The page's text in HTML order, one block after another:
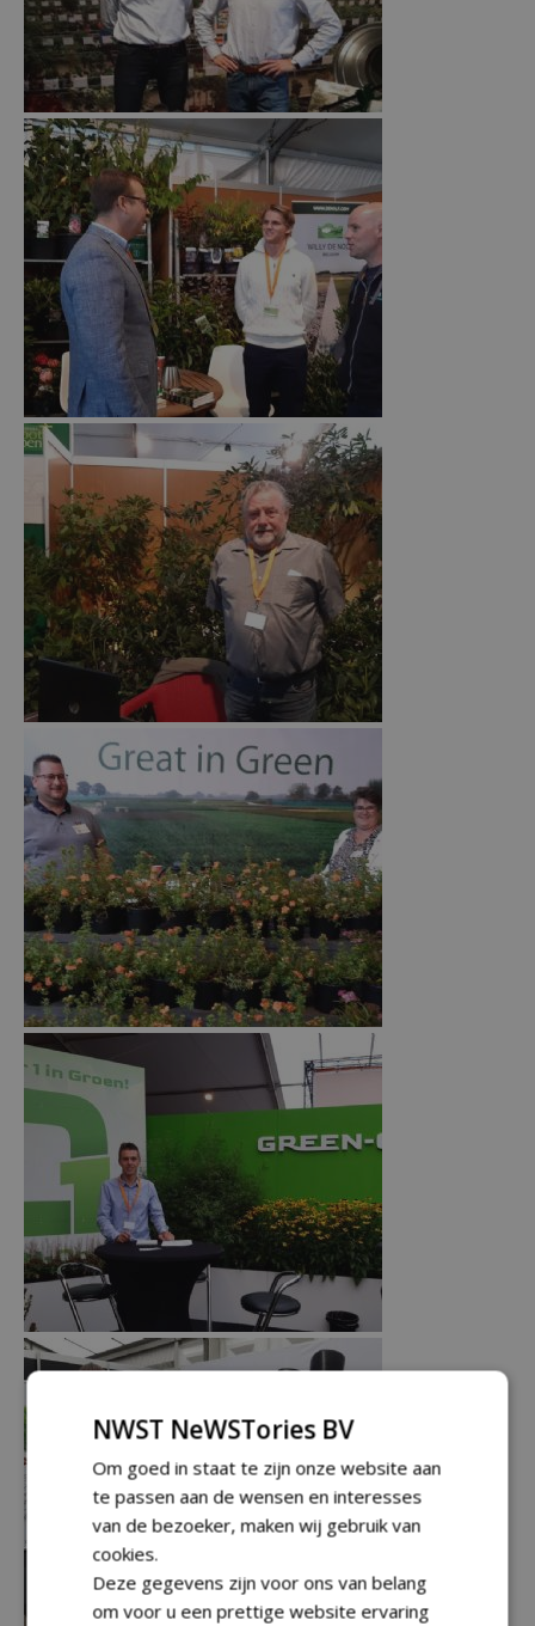
NWST NeWSTories BV
Om goed in staat te zijn onze website aan
te passen aan de wensen en interesses
van de bezoeker, maken wij gebruik van
cookies.
Deze gegevens zijn voor ons van belang
om voor u een prettige website ervaring